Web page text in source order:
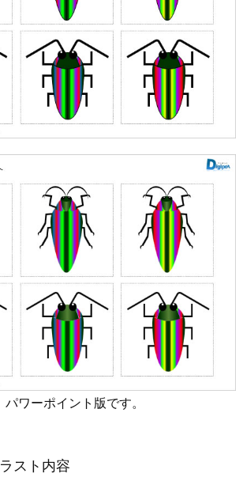
ワーポイント版です。
スト内容